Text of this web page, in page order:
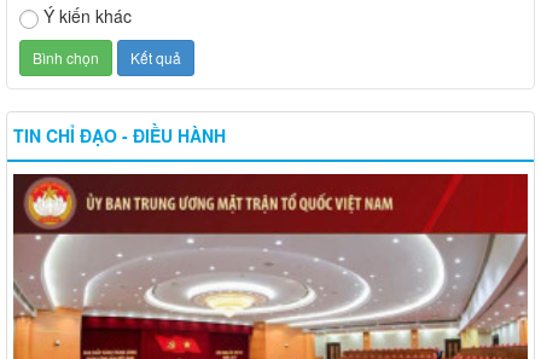
Ý kiến khác
TIN CHỈ ĐẠO - ĐIỀU HÀNH